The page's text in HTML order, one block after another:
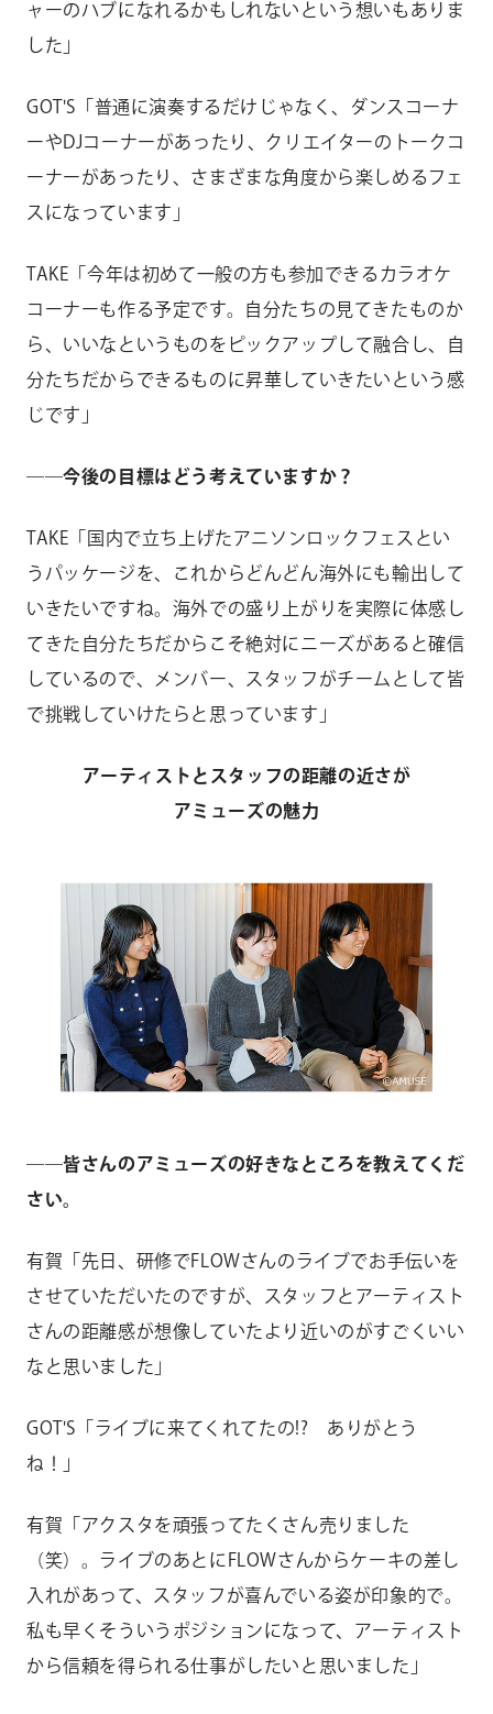
ャーのハブになれるかもしれないという想いもありま
した」
GOT'S「普通に演奏するだけじゃなく、ダンスコーナ
ーやDJコーナーがあったり、クリエイターのトークコ
ーナーがあったり、さまざまな角度から楽しめるフェ
スになっています」
TAKE「今年は初めて一般の方も参加できるカラオケ
コーナーも作る予定です。自分たちの見てきたものか
ら、いいなというものをピックアップして融合し、自
分たちだからできるものに昇華していきたいという感
じです」
――今後の目標はどう考えていますか？
TAKE「国内で立ち上げたアニソンロックフェスとい
うパッケージを、これからどんどん海外にも輸出して
いきたいですね。海外での盛り上がりを実際に体感し
てきた自分たちだからこそ絶対にニーズがあると確信
しているので、メンバー、スタッフがチームとして皆
で挑戦していけたらと思っています」
アーティストとスタッフの距離の近さが
アミューズの魅力
――皆さんのアミューズの好きなところを教えてくだ
さい。
有賀「先日、研修でFLOWさんのライブでお手伝いを
させていただいたのですが、スタッフとアーティスト
さんの距離感が想像していたより近いのがすごくいい
なと思いました」
GOT'S「ライブに来てくれてたの!? ありがとう
ね！」
有賀「アクスタを頑張ってたくさん売りました
（笑）。ライブのあとにFLOWさんからケーキの差し
入れがあって、スタッフが喜んでいる姿が印象的で。
私も早くそういうポジションになって、アーティスト
から信頼を得られる仕事がしたいと思いました」